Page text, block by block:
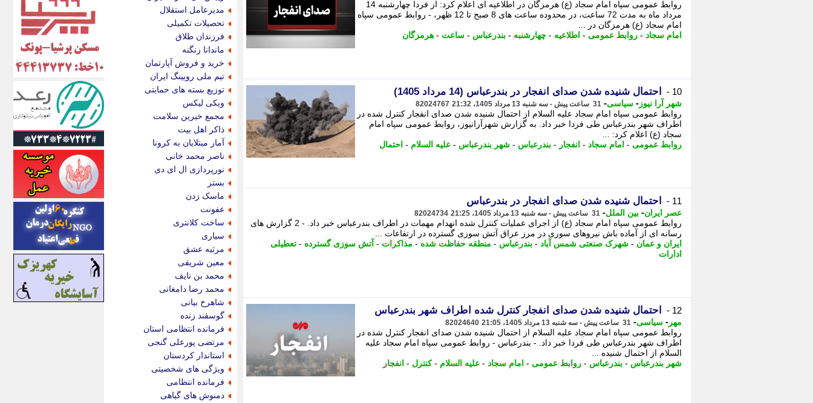
روابط عمومی سپاه امام سجاد (ع) هرمزگان در اطلاعیه ای اعلام کرد: از فردا چهارشنبه 14
مرداد ماه به مدت 72 ساعت، در محدوده ساعت های 8 صبح تا 12 ظهر، - روابط عمومی سپاه
امام سجاد (ع) هرمزگان در ...
امام سجاد - روابط عمومی - اطلاعیه - چهارشنبه - بندرعباس - ساعت - هرمزگان
10 - احتمال شنیده شدن صدای انفجار در بندرعباس (14 مرداد 1405)
شهر آرا نیوز - سیاسی- 31 ساعت پیش - سه شنبه 13 مرداد 1405، 21:32 82024767
روابط عمومی سپاه امام سجاد علیه السلام از احتمال شنیده شدن صدای انفجار کنترل شده در
اطراف شهر بندرعباس طی فردا خبر داد. به گزارش شهرآرانیوز، روابط عمومی سپاه امام
سجاد (ع) اعلام کرد: ...
روابط عمومی - امام سجاد - انفجار - بندرعباس - شهر بندرعباس - علیه السلام - احتمال
11 - احتمال شنیده شدن صدای انفجار در بندرعباس
عصر ایران- بین الملل- 31 ساعت پیش - سه شنبه 13 مرداد 1405، 21:25 82024734
روابط عمومی سپاه امام سجاد (ع) از اجرای عملیات کنترل شده انهدام مهمات در اطراف بندرعباس خبر داد. - 2 گزارش های
رسانه ای از آماده باش نیروهای سوری در مرز عراق آتش سوزی گسترده در ارتفاعات ...
ایران و عمان - شهرک صنعتی شمس آباد - بندرعباس - منطقه حفاظت شده - مذاکرات - آتش سوزی گسترده - تعطیلی
ادارات
12 - احتمال شنیده شدن صدای انفجار کنترل شده اطراف شهر بندرعباس
مهر - سیاسی- 31 ساعت پیش - سه شنبه 13 مرداد 1405، 21:05 82024640
روابط عمومی سپاه امام سجاد علیه السلام از احتمال شنیده شدن صدای انفجار کنترل شده در
اطراف شهر بندرعباس طی فردا خبر داد. - بندرعباس - روابط عمومی سپاه امام سجاد علیه
السلام از احتمال شنیده ...
شهر بندرعباس - بندرعباس - روابط عمومی - امام سجاد - علیه السلام -کنترل - انفجار
مدیرعامل استقلال
تحصیلات تکمیلی
فرزندان طلاق
ماندانا زنگنه
خرید و فروش آپارتمان
تیم ملی رویینگ ایران
توزیع بسته های حمایتی
ویکی لیکس
مجمع خیرین سلامت
ذاکر اهل بیت
آمار مبتلایان به کرونا
ناصر محمد خانی
نورپردازی ال ای دی
بستر
ماسک زدن
عفونت
ساخت کلانتری
سیاری
مرثیه عشق
معین شریفی
محمد بن نایف
محمد رضا دامغانی
شاهرخ بیانی
گوسفند زنده
فرمانده انتظامی استان
مرتضی پورعلی گنجی
استاندار کردستان
ویژگی های شخصیتی
فرمانده انتظامی
دمنوش های گیاهی
ای استخدام
ایتنا
ایراف
ایران آرت
ایران آنلاین
ایران زندگی
ایران فوری
ایرانی روز
ایرانیتال
ایرنا
ایسکانیوز
ایسنا
ایکنا
ایلنا
اینتیتر
ایونا نیوز
بازتاب آنلاین
باشگاه خبرنگاران
باغستان نیوز
بامبوک
ببین و بخون
بدینسان
بنکر